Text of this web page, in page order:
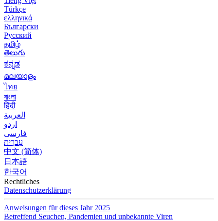
Türkçe
ελληνικά
Български
Русский
தமிழ்
తెలుగు
ಕನ್ನಡ
മലയാളം
ไทย
বাংলা
हिंदी
العربية
اردو
فارسی
עִברִית
中文 (简体)
日本語
한국어
Rechtliches
Datenschutzerklärung
Anweisungen für dieses Jahr 2025
Betreffend Seuchen, Pandemien und unbekannte Viren